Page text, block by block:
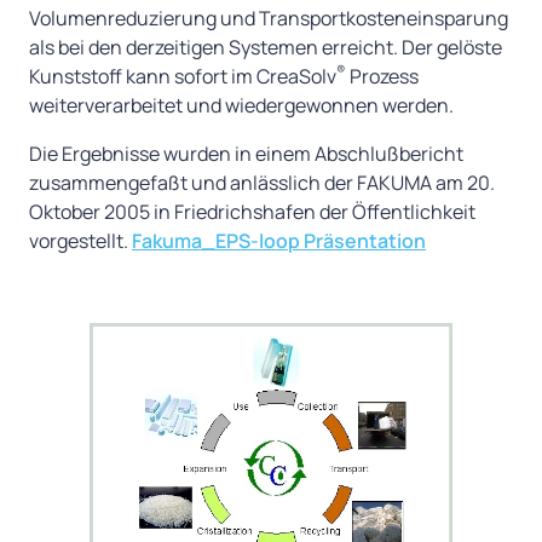
Volumenreduzierung und Transportkosteneinsparung
als bei den derzeitigen Systemen erreicht. Der gelöste
Kunststoff kann sofort im CreaSolv® Prozess
weiterverarbeitet und wiedergewonnen werden.
Die Ergebnisse wurden in einem Abschlußbericht
zusammengefaßt und anlässlich der FAKUMA am 20.
Oktober 2005 in Friedrichshafen der Öffentlichkeit
vorgestellt. Fakuma_EPS-loop Präsentation